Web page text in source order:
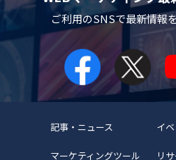
ご利用のSNSで最新情報
記事・ニュース イ
マーケティングツール リ